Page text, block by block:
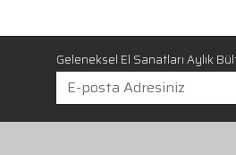
Geleneksel El Sanatları Aylık